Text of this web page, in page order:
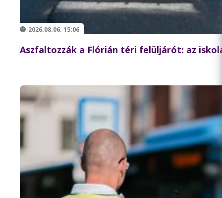
2026.08.06. 15:06
Aszfaltozzák a Flórián téri felüljárót: az